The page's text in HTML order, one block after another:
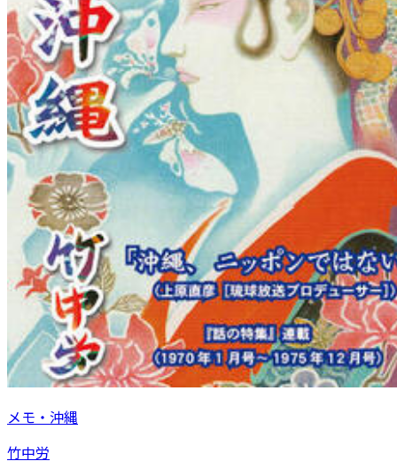
メモ・沖縄
竹中労